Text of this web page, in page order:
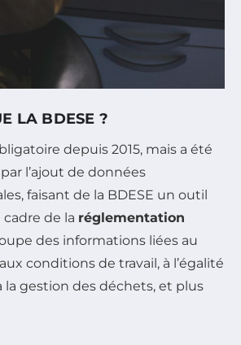
LA BDESE ?
depuis 2015, mais a été
l’ajout de données
faisant de la BDESE un outil
de la réglementation
des informations liées au
conditions de travail, à l’égalité
la gestion des déchets, et plus